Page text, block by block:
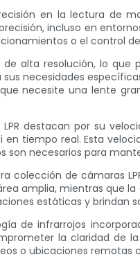
en la lectura de
incluso en
o el control
de alta resolución, lo
necesidades
necesite una lente
destacan por su
tiempo real. Esta
necesarios para
colección de cámaras
amplia, mientras que
estáticas y brindan
de infrarrojos
la claridad de
o ubicaciones remotas